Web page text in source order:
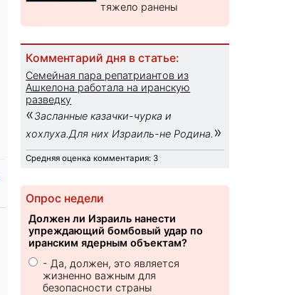
тяжело ранены
Комментарий дня в статье:
Семейная пара репатриантов из
Ашкелона работала на иранскую
разведку
«Засланные казачки-чурка и
хохлуха.Для них Израиль-не Родина. »
Средняя оценка комментария: 3
Опрос недели
Должен ли Израиль нанести
упреждающий бомбовый удар по
иранским ядерным объектам?
- Да, должен, это является
жизненно важным для
безопасности страны